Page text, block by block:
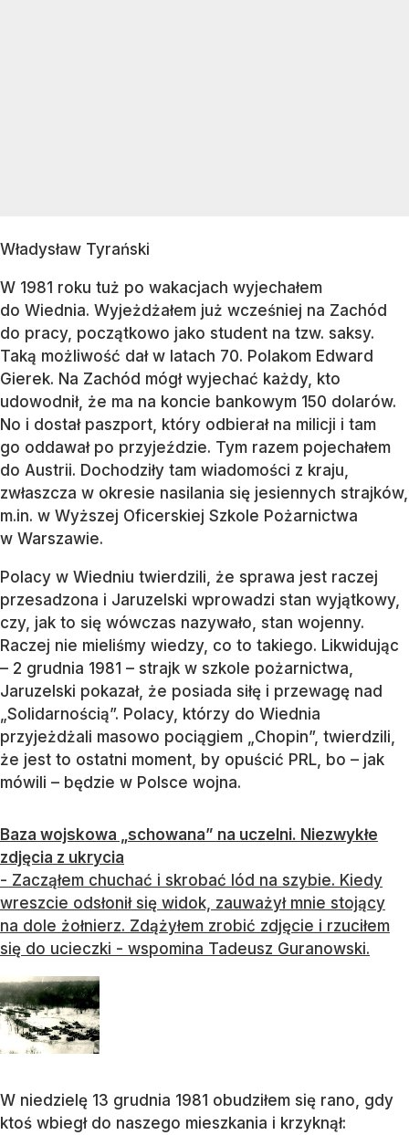
Władysław Tyrański
W 1981 roku tuż po wakacjach wyjechałem
do Wiednia. Wyjeżdżałem już wcześniej na Zachód
do pracy, początkowo jako student na tzw. saksy.
Taką możliwość dał w latach 70. Polakom Edward
Gierek. Na Zachód mógł wyjechać każdy, kto
udowodnił, że ma na koncie bankowym 150 dolarów.
No i dostał paszport, który odbierał na milicji i tam
go oddawał po przyjeździe. Tym razem pojechałem
do Austrii. Dochodziły tam wiadomości z kraju,
zwłaszcza w okresie nasilania się jesiennych strajków,
m.in. w Wyższej Oficerskiej Szkole Pożarnictwa
w Warszawie.
Polacy w Wiedniu twierdzili, że sprawa jest raczej
przesadzona i Jaruzelski wprowadzi stan wyjątkowy,
czy, jak to się wówczas nazywało, stan wojenny.
Raczej nie mieliśmy wiedzy, co to takiego. Likwidując
– 2 grudnia 1981 – strajk w szkole pożarnictwa,
Jaruzelski pokazał, że posiada siłę i przewagę nad
„Solidarnością”. Polacy, którzy do Wiednia
przyjeżdżali masowo pociągiem „Chopin”, twierdzili,
że jest to ostatni moment, by opuścić PRL, bo – jak
mówili – będzie w Polsce wojna.
Baza wojskowa „schowana” na uczelni. Niezwykłe
zdjęcia z ukrycia
- Zacząłem chuchać i skrobać lód na szybie. Kiedy
wreszcie odsłonił się widok, zauważył mnie stojący
na dole żołnierz. Zdążyłem zrobić zdjęcie i rzuciłem
się do ucieczki - wspomina Tadeusz Guranowski.
W niedzielę 13 grudnia 1981 obudziłem się rano, gdy
ktoś wbiegł do naszego mieszkania i krzyknął: